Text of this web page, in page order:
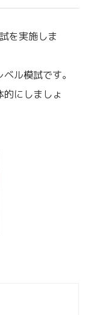
を実施しま
ル模試です。
にしましょ